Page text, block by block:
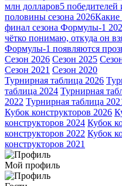
млн долларов5 победителей
половины сезона 2026Какие
финал сезона Формулы-1
чётко понимаю, откуда он
Формулы-1 появляются
Сезон 2026 Сезон 2025
Сезон 2021 Сезон 2020
Турнирная таблица 2026
таблица 2024 Турнирная
2022 Турнирная таблица
Кубок конструкторов 2026
конструкторов 2024 Кубок
конструкторов 2022 Кубок
конструкторов 2021
Мой профиль